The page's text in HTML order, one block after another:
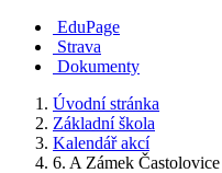
EduPage
Strava
Dokumenty
Úvodní stránka
Základní škola
Kalendář akcí
6. A Zámek Častolovice